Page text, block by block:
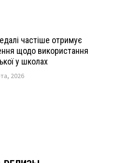
частіше отримує
щодо використання
у школах
2026